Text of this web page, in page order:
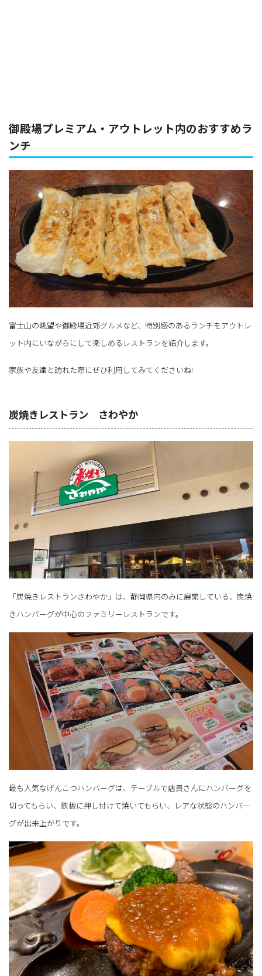
御殿場プレミアム・アウトレット内のおすすめラ
ンチ
富士山の眺望や御殿場近郊グルメなど、特別感のあるランチをアウトレ
ット内にいながらにして楽しめるレストランを紹介します。
家族や友達と訪れた際にぜひ利用してみてくださいね!
炭焼きレストラン さわやか
「炭焼きレストランさわやか」は、静岡県内のみに展開している、炭焼
きハンバーグが中心のファミリーレストランです。
最も人気なげんこつハンバーグは、テーブルで店員さんにハンバーグを
切ってもらい、鉄板に押し付けて焼いてもらい、レアな状態のハンバー
グが出来上がりです。